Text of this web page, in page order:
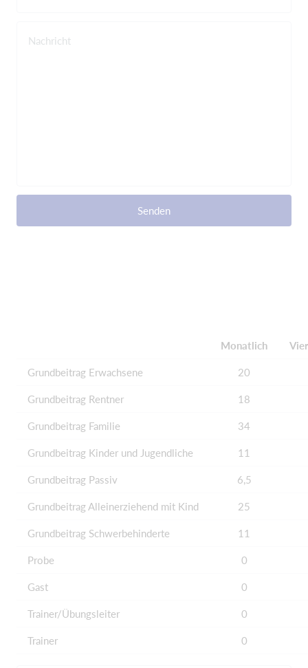
Nachricht
Senden
Monatlich
Grundbeitrag Erwachsene 20
Grundbeitrag Rentner 18
Grundbeitrag Familie 34
Grundbeitrag Kinder und Jugendliche 11
Grundbeitrag Passiv 6,5
Grundbeitrag Alleinerziehend mit Kind 25
Grundbeitrag Schwerbehinderte 11
Probe 0
Gast 0
Trainer/Übungsleiter 0
Trainer 0